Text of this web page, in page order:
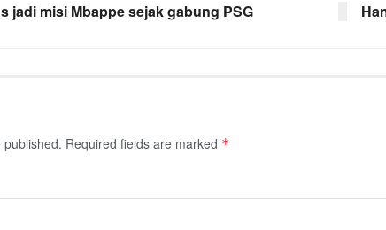
jadi misi Mbappe sejak gabung PSG
Required fields are marked *